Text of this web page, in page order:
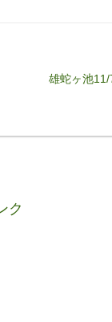
雄蛇ヶ池
ク